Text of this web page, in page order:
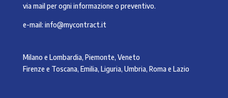
via mail per ogni informazione o preventivo.
e-mail: info@mycontract.it
Milano e Lombardia, Piemonte, Veneto
Firenze e Toscana, Emilia, Liguria, Umbria, Roma e Lazio